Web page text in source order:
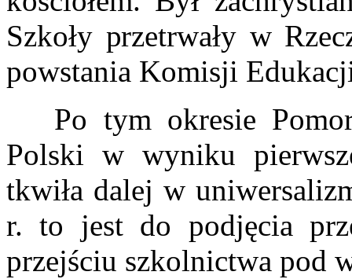
Szkoły przetrwały w
powstania Komisji
Po tym okresie
Polski w wyniku
tkwiła dalej w
r. to jest do podjęcia
przejściu szkolnictwa pod